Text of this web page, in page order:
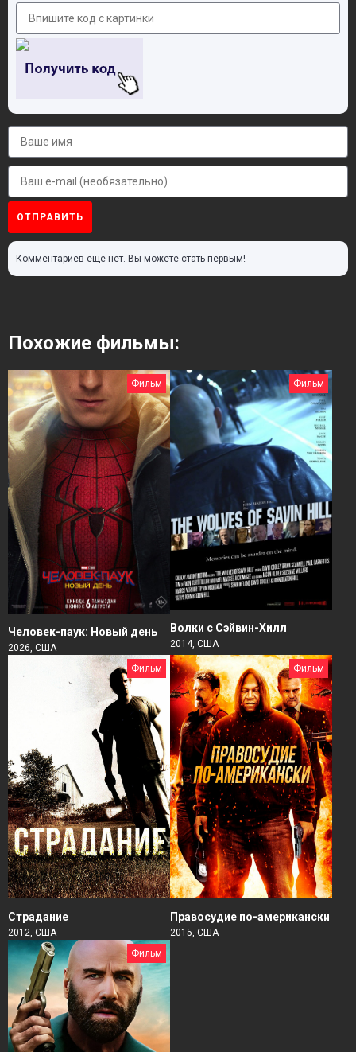
ОТПРАВИТЬ
Комментариев еще нет. Вы можете стать первым!
Похожие фильмы:
Фильм
Человек-паук: Новый день
2026, США
Фильм
Волки с Сэйвин-Хилл
2014, США
Фильм
Страдание
2012, США
Фильм
Правосудие по-американски
2015, США
Фильм